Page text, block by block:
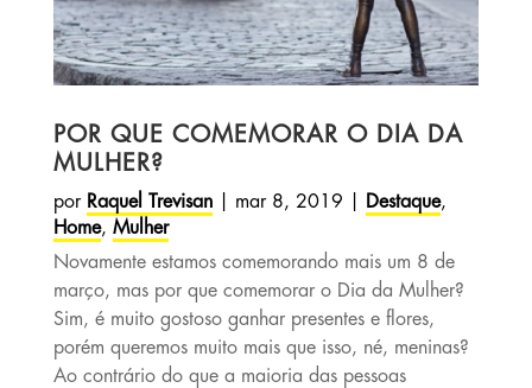
POR QUE COMEMORAR O DIA DA
MULHER?
por Raquel Trevisan| mar 8, 2019 Destaque,
Home, Mulher
Novamente estamos comemorando mais um 8 de
março, mas por que comemorar o Dia da Mulher?
Sim, é muito gostoso ganhar presentes e flores,
porém queremos muito mais que isso, né, meninas?
Ao contrário do que a maioria das pessoas